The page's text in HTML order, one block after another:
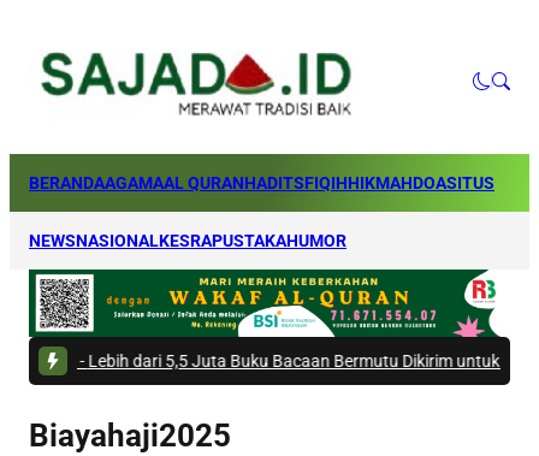
BERANDAAGAMAAL QURANHADITSFIQIHHIKMAHDOASITUS
NEWSNASIONALKESRAPUSTAKAHUMOR
Lebih dari 5,5 Juta Buku Bacaan Bermutu Dikirim untuk Perkuat
Biayahaji2025